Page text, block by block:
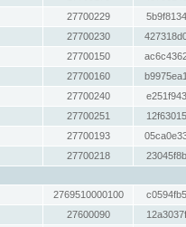
27700229
27700230
27700150
27700160
27700240
27700251
27700193
27700218
2769510000100
27600090